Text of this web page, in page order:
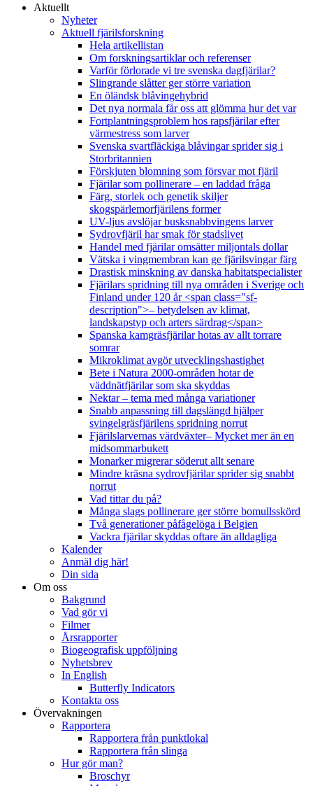
Aktuellt
Nyheter
Aktuell fjärilsforskning
Hela artikellistan
Om forskningsartiklar och referenser
Varför förlorade vi tre svenska dagfjärilar?
Slingrande slåtter ger större variation
En öländsk blåvingehybrid
Det nya normala får oss att glömma hur det var
Fortplantningsproblem hos rapsfjärilar efter
värmestress som larver
Svenska svartfläckiga blåvingar sprider sig i
Storbritannien
Förskjuten blomning som försvar mot fjäril
Fjärilar som pollinerare – en laddad fråga
Färg, storlek och genetik skiljer
skogspärlemorfjärilens former
UV-ljus avslöjar busksnabbvingens larver
Sydrovfjäril har smak för stadslivet
Handel med fjärilar omsätter miljontals dollar
Vätska i vingmembran kan ge fjärilsvingar färg
Drastisk minskning av danska habitatspecialister
Fjärilars spridning till nya områden i Sverige och
Finland under 120 år <span class="sf-
description">– betydelsen av klimat,
landskapstyp och arters särdrag</span>
Spanska kamgräsfjärilar hotas av allt torrare
somrar
Mikroklimat avgör utvecklingshastighet
Bete i Natura 2000-områden hotar de
väddnätfjärilar som ska skyddas
Nektar – tema med många variationer
Snabb anpassning till dagslängd hjälper
svingelgräsfjärilens spridning norrut
Fjärilslarvernas värdväxter– Mycket mer än en
midsommarbukett
Monarker migrerar söderut allt senare
Mindre kräsna sydrovfjärilar sprider sig snabbt
norrut
Vad tittar du på?
Många slags pollinerare ger större bomullsskörd
Två generationer påfågelöga i Belgien
Vackra fjärilar skyddas oftare än alldagliga
Kalender
Anmäl dig här!
Din sida
Om oss
Bakgrund
Vad gör vi
Filmer
Årsrapporter
Biogeografisk uppföljning
Nyhetsbrev
In English
Butterfly Indicators
Kontakta oss
Övervakningen
Rapportera
Rapportera från punktlokal
Rapportera från slinga
Hur gör man?
Broschyr